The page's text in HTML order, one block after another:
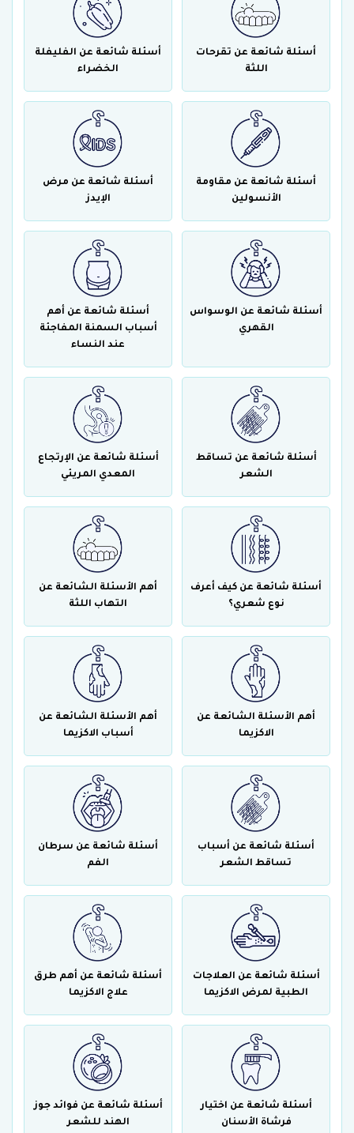
أسئلة شائعة عن تقرحات
اللثة
أسئلة شائعة عن الفليفلة
الخضراء
أسئلة شائعة عن مقاومة
الأنسولين
أسئلة شائعة عن مرض
الإيدز
أسئلة شائعة عن الوسواس
القهري
أسئلة شائعة عن أهم
أسباب السمنة المفاجئة
عند النساء
أسئلة شائعة عن تساقط
الشعر
أسئلة شائعة عن الإرتجاع
المعدي المريئي
أسئلة شائعة عن كيف أعرف
نوع شعري؟
أهم الأسئلة الشائعة عن
التهاب اللثة
أهم الأسئلة الشائعة عن
الاكزيما
أهم الأسئلة الشائعة عن
أسباب الاكزيما
أسئلة شائعة عن أسباب
تساقط الشعر
أسئلة شائعة عن سرطان
الفم
أسئلة شائعة عن العلاجات
الطبية لمرض الاكزيما
أسئلة شائعة عن أهم طرق
علاج الاكزيما
أسئلة شائعة عن اختيار
فرشاة الأسنان
أسئلة شائعة عن فوائد جوز
الهند للشعر